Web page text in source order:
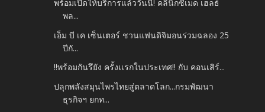
พร้อมเปิดให้บริการแล้ววันนี้! คลินิกซีเมด เฮลธ์
พล...
เอ็ม บี เค เซ็นเตอร์ ชวนแฟนดิจิมอนร่วมฉลอง 25
ปีกั...
‼️พร้อมกันรึยัง ครั้งเเรกในประเทศ‼️ กับ คอนเสิร์...
ปลุกพลังสมุนไพรไทยสู่ตลาดโลก...กรมพัฒนา
ธุรกิจฯ ยกท...